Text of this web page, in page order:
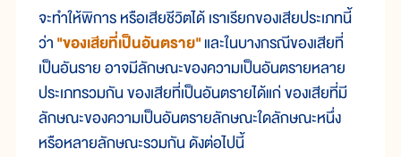
จะทำให้พิการ หรือเสียชีวิตได้ เราเรียกของเสียประเภทนี้
ว่า"ของเสียที่เป็นอันตราย"และในบางกรณีของเสียที่
เป็นอันราย อาจมีลักษณะของความเป็นอันตรายหลาย
ประเภทรวมกัน ของเสียที่เป็นอันตรายได้แก่ ของเสียที่มี
ลักษณะของความเป็นอันตรายลักษณะใดลักษณะหนึ่ง
หรือหลายลักษณะรวมกัน ดังต่อไปนี้